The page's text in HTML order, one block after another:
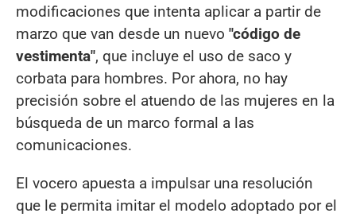
modificaciones que intenta aplicar a partir de
marzo que van desde un nuevo "código de
vestimenta", que incluye el uso de saco y
corbata para hombres. Por ahora, no hay
precisión sobre el atuendo de las mujeres en la
búsqueda de un marco formal a las
comunicaciones.
El vocero apuesta a impulsar una resolución
que le permita imitar el modelo adoptado por el